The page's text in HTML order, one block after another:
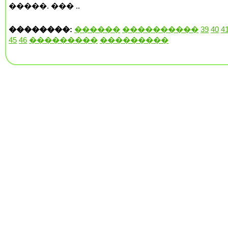
�����. ��� ..
��������: ������ ���������� 39 40
45 46 ��������� ���������